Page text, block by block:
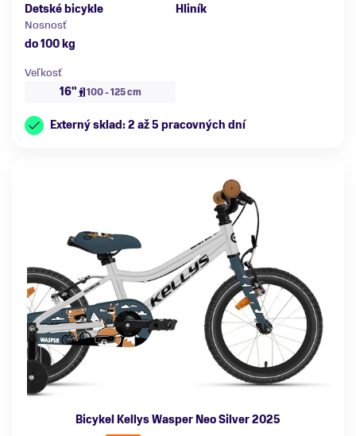
Detské bicykle
Hliník
Nosnosť
do 100 kg
Veľkosť
16"
100 - 125 cm
Externý sklad: 2 až 5 pracovných dní
Bicykel Kellys Wasper Neo Silver 2025